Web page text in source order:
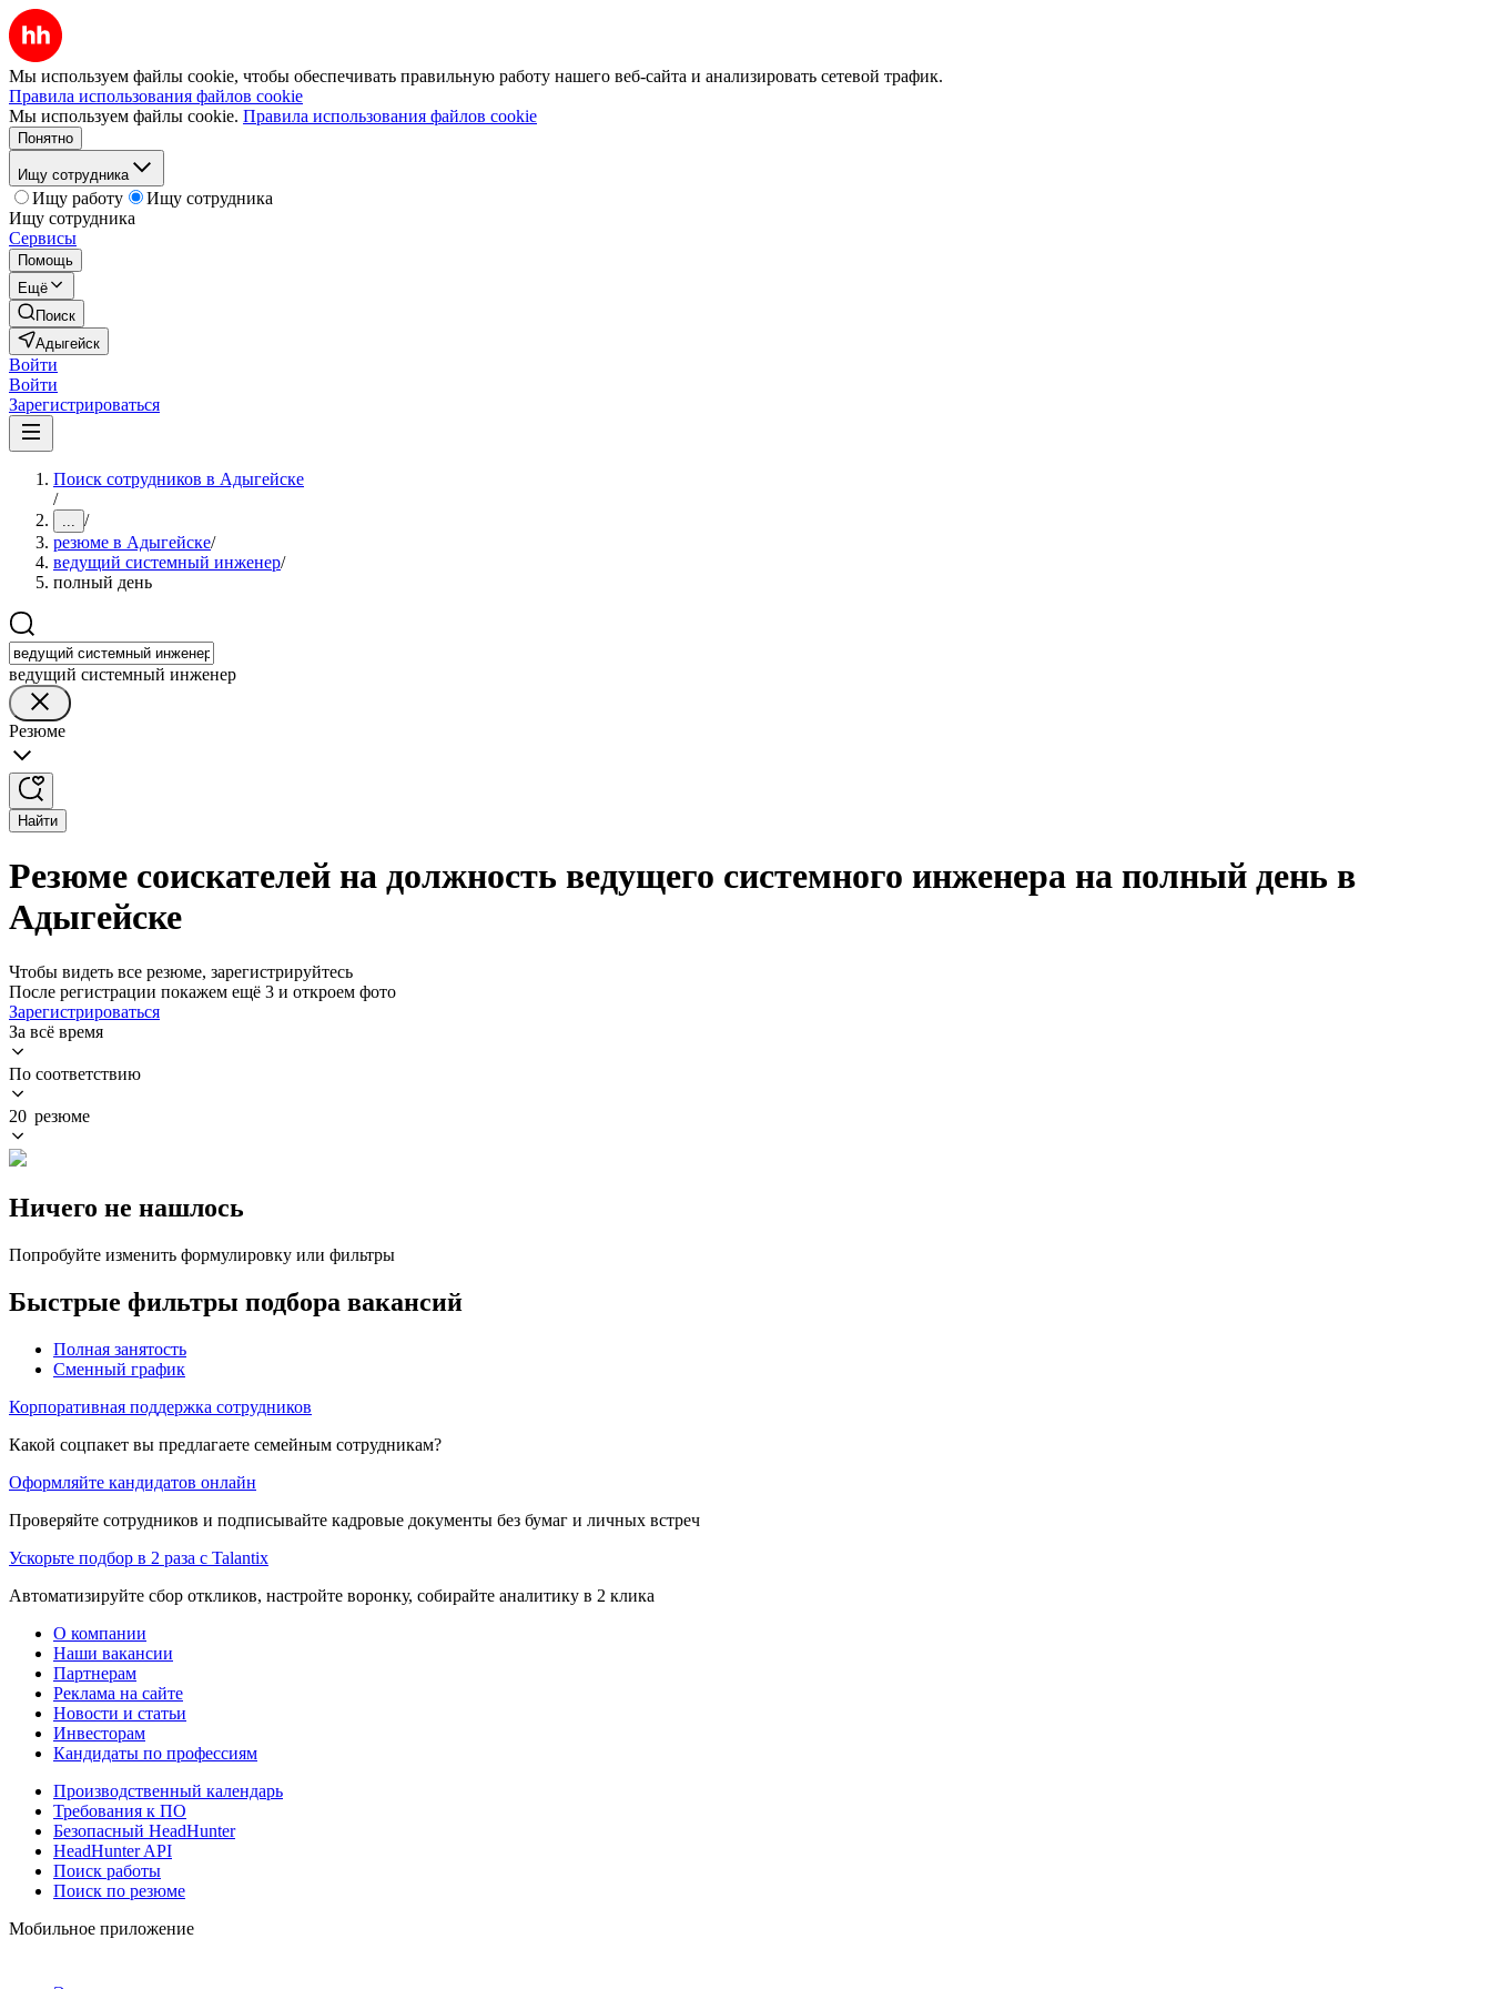
Мы используем файлы cookie, чтобы обеспечивать правильную работу нашего веб-сайта и анализировать сетевой трафик.
Правила использования файлов cookie
Мы используем файлы cookie. Правила использования файлов cookie
Понятно
Ищу сотрудника
Ищу работу
Ищу сотрудника
Ищу сотрудника
Сервисы
Помощь
Ещё
Поиск
Адыгейск
Войти
Войти
Зарегистрироваться
Поиск сотрудников в Адыгейске
/
... /
резюме в Адыгейске/
ведущий системный инженер/
полный день
ведущий системный инженер
Резюме
Найти
Резюме соискателей на должность ведущего системного инженера на полный день в
Адыгейске
Чтобы видеть все резюме, зарегистрируйтесь
После регистрации покажем ещё 3 и откроем фото
Зарегистрироваться
За всё время
По соответствию
20 резюме
Ничего не нашлось
Попробуйте изменить формулировку или фильтры
Быстрые фильтры подбора вакансий
Полная занятость
Сменный график
Корпоративная поддержка сотрудников
Какой соцпакет вы предлагаете семейным сотрудникам?
Оформляйте кандидатов онлайн
Проверяйте сотрудников и подписывайте кадровые документы без бумаг и личных встреч
Ускорьте подбор в 2 раза с Talantix
Автоматизируйте сбор откликов, настройте воронку, собирайте аналитику в 2 клика
О компании
Наши вакансии
Партнерам
Реклама на сайте
Новости и статьи
Инвесторам
Кандидаты по профессиям
Производственный календарь
Требования к ПО
Безопасный HeadHunter
HeadHunter API
Поиск работы
Поиск по резюме
Мобильное приложение